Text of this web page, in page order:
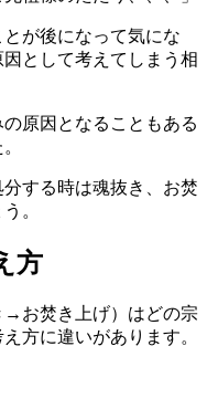
が後になって気にな
として考えてしまう相
原因となることもある
する時は魂抜き、お焚
。
方
→お焚き上げ）はどの宗
方に違いがあります。